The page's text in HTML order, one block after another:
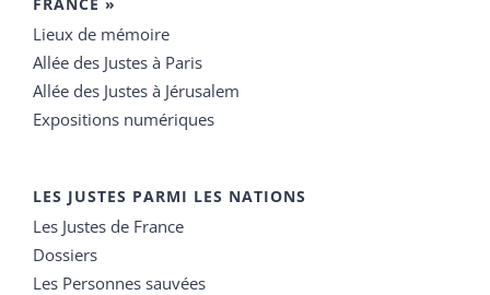
Lieux de mémoire
Allée des Justes à Paris
Allée des Justes à Jérusalem
Expositions numériques
LES JUSTES PARMI LES NATIONS
Les Justes de France
Dossiers
Les Personnes sauvées